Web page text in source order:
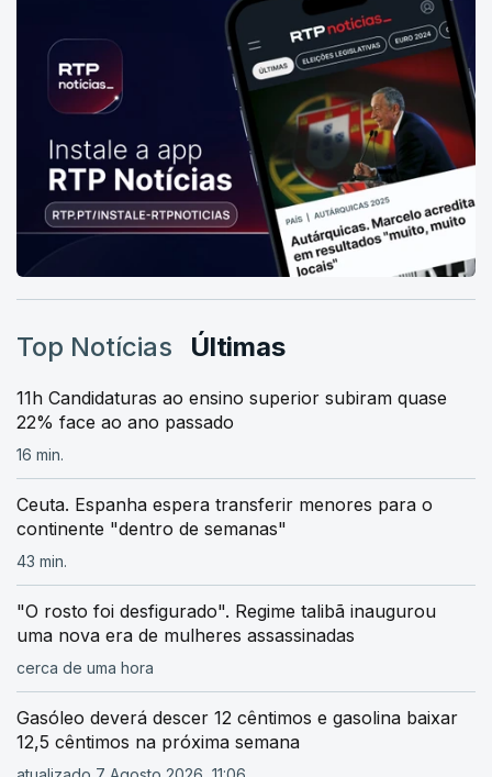
Top Notícias Últimas
11h Candidaturas ao ensino superior subiram quase
22% face ao ano passado
16 min.
Ceuta. Espanha espera transferir menores para o
continente "dentro de semanas"
43 min.
"O rosto foi desfigurado". Regime talibã inaugurou
uma nova era de mulheres assassinadas
cerca de uma hora
Gasóleo deverá descer 12 cêntimos e gasolina baixar
12,5 cêntimos na próxima semana